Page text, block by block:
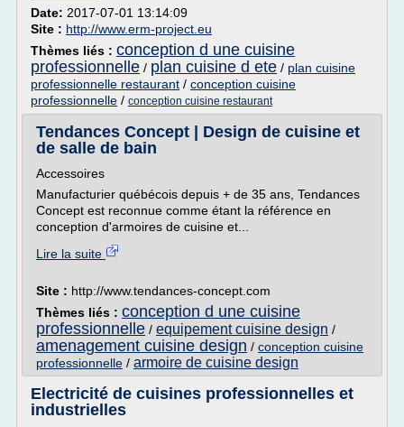
Date: 2017-07-01 13:14:09
Site : http://www.erm-project.eu
Thèmes liés : conception d une cuisine
professionnelle / plan cuisine d ete / plan cuisine
professionnelle restaurant / conception cuisine
professionnelle / conception cuisine restaurant
Tendances Concept | Design de cuisine et
de salle de bain
Accessoires
Manufacturier québécois depuis + de 35 ans, Tendances
Concept est reconnue comme étant la référence en
conception d'armoires de cuisine et...
Lire la suite
Site : http://www.tendances-concept.com
Thèmes liés : conception d une cuisine
professionnelle / equipement cuisine design /
amenagement cuisine design / conception cuisine
professionnelle / armoire de cuisine design
Electricité de cuisines professionnelles et
industrielles